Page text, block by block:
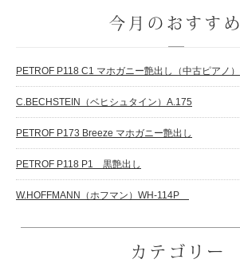
今月のおすすめ
PETROF P118 C1 マホガニー艶出し（中古ピアノ）
C.BECHSTEIN（ベヒシュタイン）A.175
PETROF P173 Breeze マホガニー艶出し
PETROF P118 P1 黒艶出し
W.HOFFMANN（ホフマン）WH-114P
カテゴリー